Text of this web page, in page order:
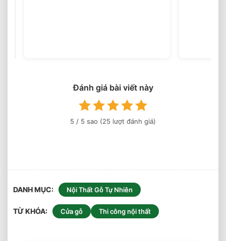
Đánh giá bài viết này
5 / 5 sao (25 lượt đánh giá)
DANH MỤC Nội Thất Gỗ Tự Nhiên
TỪ KHÓA Cửa gỗ Thi công nội thất